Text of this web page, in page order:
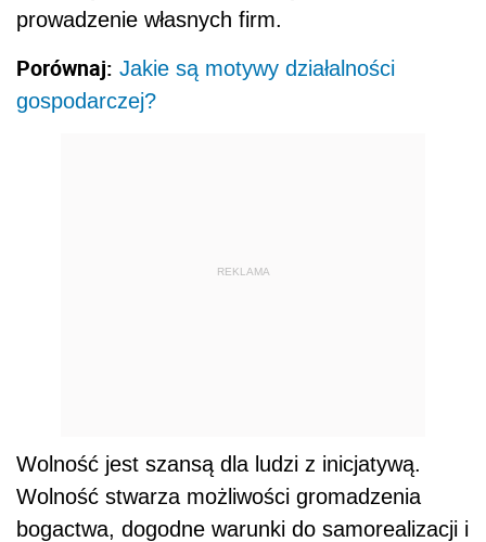
prowadzenie własnych firm.
Porównaj: Jakie są motywy działalności
gospodarczej?
REKLAMA
Wolność jest szansą dla ludzi z inicjatywą.
Wolność stwarza możliwości gromadzenia
bogactwa, dogodne warunki do samorealizacji i